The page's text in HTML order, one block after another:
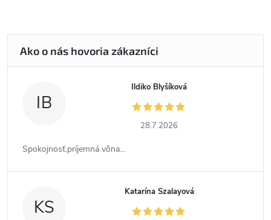
IB
Ildiko Blyšíková
28.7.2026
Spokojnosť,príjemná vôna...
KS
Katarína Szalayová